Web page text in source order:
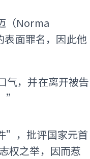
（Norma
面罪名，因此他
气，并在离开被告
”
”，批评国家元首
权之举，因而惹